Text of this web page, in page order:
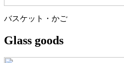
バスケット・かご
Glass goods